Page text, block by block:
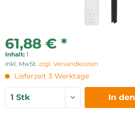
61,88 € *
Inhalt: 1
inkl. MwSt. zzgl. Versandkosten
Lieferzeit 3 Werktage
In den